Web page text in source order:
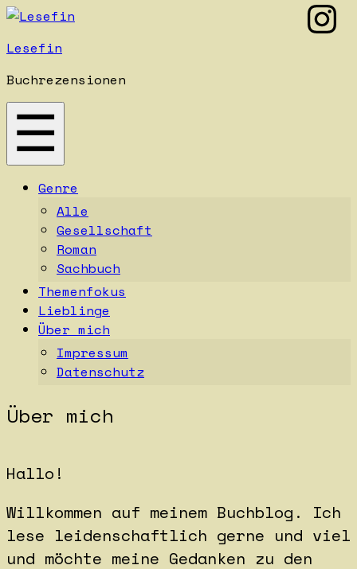
Zum
springen
Lesefin
Buchrezensionen
☰
Genre
Alle
Gesellschaft
Roman
Sachbuch
Themenfokus
Lieblinge
Über mich
Impressum
Datenschutz
Über mich
Hallo!
Willkommen auf meinem Buchblog. Ich
lese leidenschaftlich gerne und viel
und möchte meine Gedanken zu den